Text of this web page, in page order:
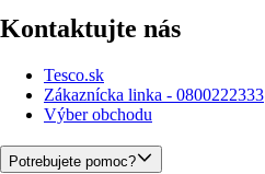
Kontaktujte nás
Tesco.sk
Zákaznícka linka - 0800222333
Výber obchodu
Potrebujete pomoc?